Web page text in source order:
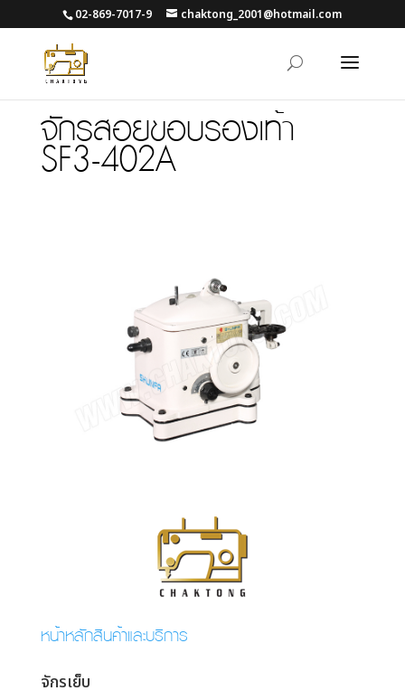
02-869-7017-9 chaktong_2001@hotmail.com
จักรสอยขอบรองเท้า
SF3-402A
หน้าหลักสินค้าและบริการ
จักรเย็บ